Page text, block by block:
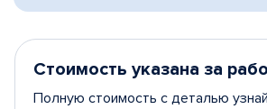
Стоимость указана за
Полную стоимость с деталью